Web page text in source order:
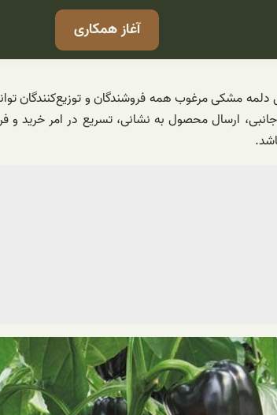
آغاز همکاری
مشکی مرغوب همه فروشندگان و توزیع‌کنندگان
ارسال محصول به نشانی، تسریع در امر خرید و